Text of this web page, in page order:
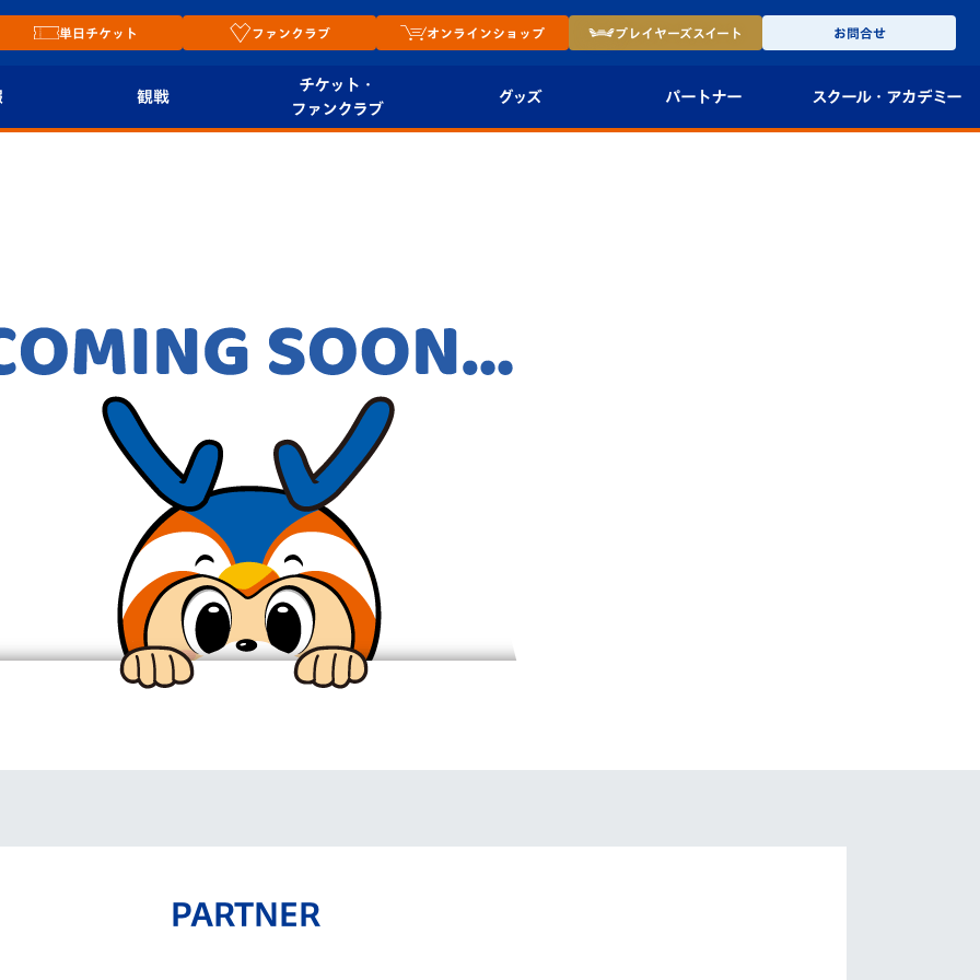
単日チケット ファンクラブ オンラインショップ プレイヤーズスイート お問合せ
観戦
スタジアムへのアク
セス
ヴィヴィくんの長崎
おもてなしガイド
V-EXPRESS（ユニフ
ォーム入場）
チケット・
ファンクラブ
V-LOVERS（ファン
クラブ）
グッズ パートナー スクール・ アカデミー
PARTNER